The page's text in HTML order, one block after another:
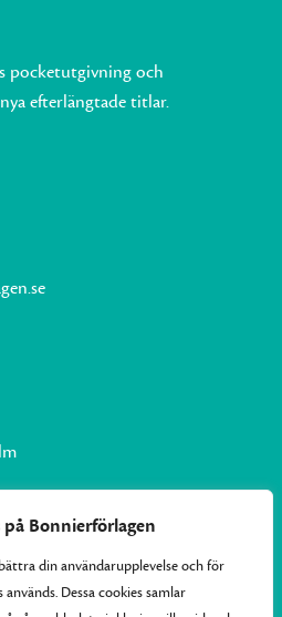
Bonnierförlagen
din användarupplevelse och för
Dessa cookies samlar
pocketutgivning och
efterlängtade titlar.